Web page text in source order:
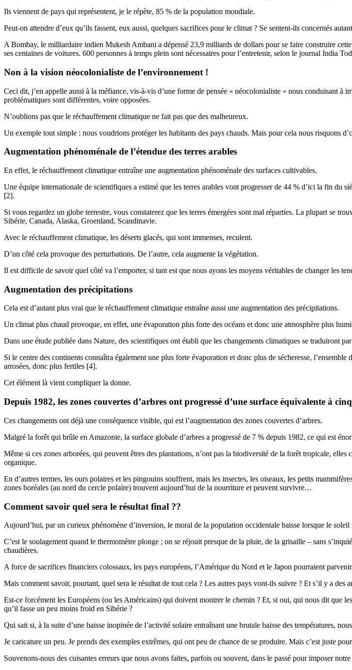
Ils viennent de pays qui représentent, je le répète, 85 % de la population mondiale.
Peut-on attendre d’eux qu’ils fassent, eux aussi, quelques sacrifices pour le climat ? Se sentent-ils concernés
A Bombay, le milliardaire indien Mukesh Ambani a dépensé 23,9 milliards de dollars pour se faire construire
ses centaines de voitures. 600 personnes à temps plein sont nécessaires pour l’entretenir, selon le journal India
Non à la vision néocolonialiste de l’environnement !
Ceci dit, j’en appelle aussi à la méfiance, vis-à-vis d’une forme de pensée « néocolonialiste » nous conduisant à
problématiques sont différentes, voire opposées.
N’oublions pas que le réchauffement climatique ne fait pas que des malheureux.
Un exemple tout simple : nous voudrions protéger les habitants des pays chauds. Mais pour cela nous risquons
Augmentation phénoménale de l’étendue des terres arables
En effet, le réchauffement climatique entraîne une augmentation phénoménale des surfaces cultivables.
Une équipe internationale de scientifiques a estimé que les terres arables vont progresser de 44 % d’ici la fin du
[2].
Si vous regardez un globe terrestre, vous constaterez que les terres émergées sont mal réparties. La plupart se
Sibérie, Canada, Alaska, Groenland, Scandinavie.
Avec le réchauffement climatique, les déserts glacés, qui sont immenses, reculent.
D’un côté cela provoque des perturbations. De l’autre, cela augmente la végétation.
Il est difficile de savoir quel côté va l’emporter, si tant est que nous ayons les moyens véritables de changer les
Augmentation des précipitations
Cela est d’autant plus vrai que le réchauffement climatique entraîne aussi une augmentation des précipitations.
Un climat plus chaud provoque, en effet, une évaporation plus forte des océans et donc une atmosphère plus
Dans une étude publiée dans Nature, des scientifiques ont établi que les changements climatiques se traduiront
Si le centre des continents connaîtra également une plus forte évaporation et donc plus de sécheresse,
arrosées, donc plus fertiles [4].
Cet élément là vient compliquer la donne.
Depuis 1982, les zones couvertes d’arbres ont progressé d’une surface équivalente à
Ces changements ont déjà une conséquence visible, qui est l’augmentation des zones couvertes d’arbres.
Malgré la forêt qui brûle en Amazonie, la surface globale d’arbres a progressé de 7 % depuis 1982, ce qui est
Même si ces zones arborées, qui peuvent êtres des plantations, n’ont pas la biodiversité de la forêt tropicale,
organique.
En d’autres termes, les ours polaires et les pingouins souffrent, mais les insectes, les oiseaux, les petits
zones boréales (au nord du cercle polaire) trouvent aujourd’hui de la nourriture et peuvent survivre…
Comment savoir quel sera le résultat final ??
Aujourd’hui, par un curieux phénomène d’inversion, le moral de la population occidentale baisse lorsque le
C’est le soulagement quand le thermomètre plonge ; on se réjouit presque de la pluie, de la grisaille – sans
chaudières.
A force de sacrifices financiers colossaux, les pays européens, l’Amérique du Nord et le Japon pourraient
Mais comment savoir, pourtant, quel sera le résultat de tout cela ? Les autres pays vont-ils suivre ? Et s’il y a
Est-ce forcément les Européens (ou les Américains) qui doivent montrer le chemin ? Et, si oui, qui nous dit que
qu’il fasse un peu moins froid en Sibérie ?
Qui sait si, à la suite d’une baisse inopinée de l’activité solaire entraînant une brutale baisse des températures,
Je caricature un peu. Je prends des exemples extrêmes, qui ont peu de chance de se produire. Mais c’est juste
Souvenons-nous des cuisantes erreurs que nous avons faites, parfois ou souvent, dans le passé pour imposer